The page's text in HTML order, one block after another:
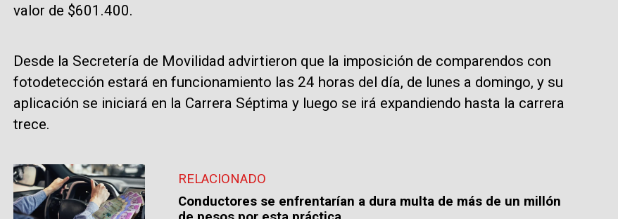
valor de $601.400.
Desde la Secretería de Movilidad advirtieron que la imposición de comparendos con
fotodetección estará en funcionamiento las 24 horas del día, de lunes a domingo, y su
aplicación se iniciará en la Carrera Séptima y luego se irá expandiendo hasta la carrera
trece.
RELACIONADO
Conductores se enfrentarían a dura multa de más de un millón